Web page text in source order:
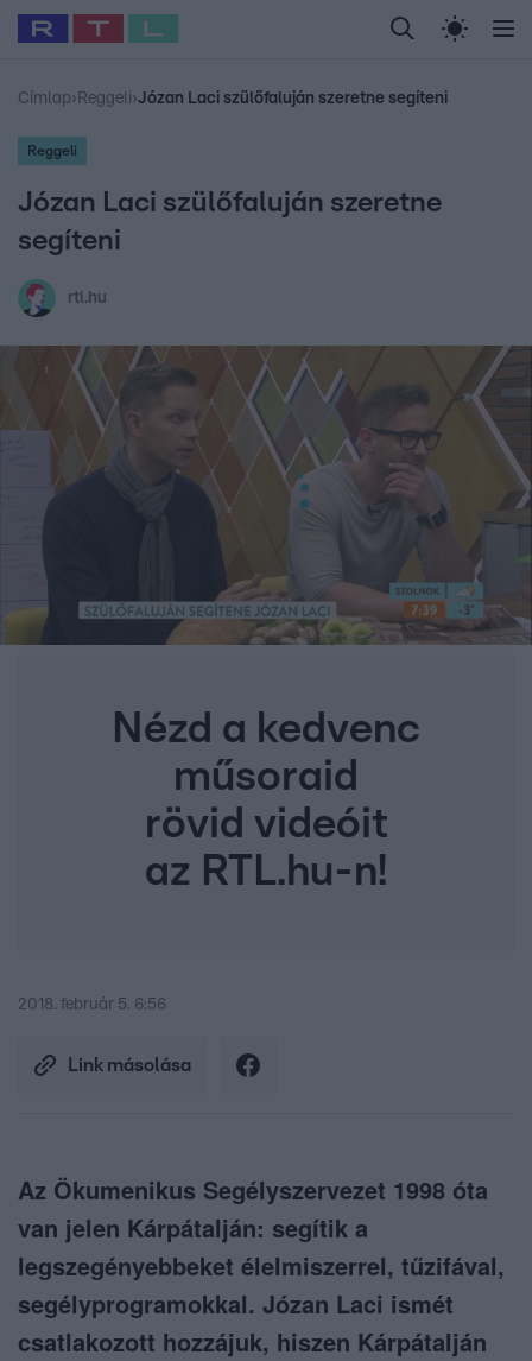
Legfrissebb RTL Híradó Randi Celeb vagyok,
Babits Marcella Most Wanted Gallusz
Címlap› Reggeli›Józan Laci szülőfaluján szeretne segíteni
Reggeli
Józan Laci szülőfaluján szeretne
segíteni
rtl.hu
Nézd a kedvenc
műsoraid
rövid videóit
az RTL.hu-n!
2018. február 5. 6:56
Link másolása
Az Ökumenikus Segélyszervezet 1998 óta
van jelen Kárpátalján: segítik a
legszegényebbeket élelmiszerrel, tűzifával,
segélyprogramokkal. Józan Laci ismét
csatlakozott hozzájuk, hiszen Kárpátalján